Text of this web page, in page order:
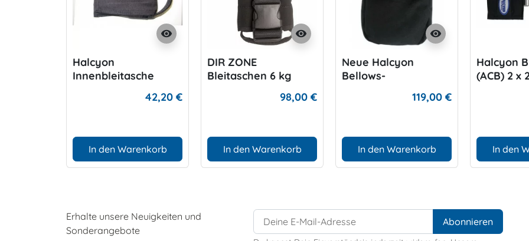
visibility
Halcyon
Innenbleitasche
42,20 €
In den Warenkorb
visibility
DIR ZONE
Bleitaschen 6 kg
98,00 €
In den Warenkorb
visibility
Neue Halcyon
Bellows-
119,00 €
In den Warenkorb
Halcyon
(ACB) 2 x
In den
Erhalte unsere Neuigkeiten und
Sonderangebote